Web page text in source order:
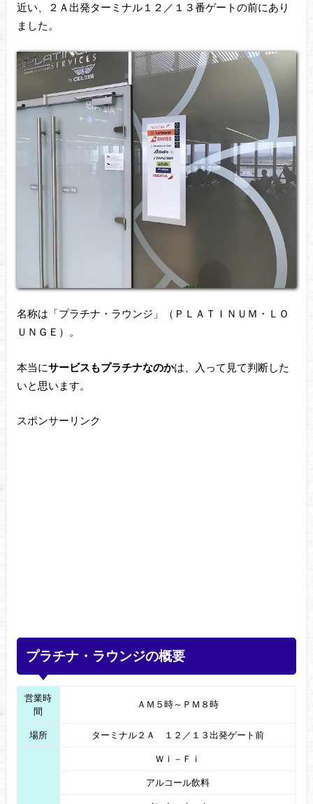
近い、２Ａ出発ターミナル１２／１３番ゲートの前にあり
ました。
名称は「プラチナ・ラウンジ」（ＰＬＡＴＩＮＵＭ・ＬＯ
ＵＮＧＥ）。
本当にサービスもプラチナなのかは、入って見て判断した
いと思います。
スポンサーリンク
プラチナ・ラウンジの概要
営業時
間
ＡＭ５時～ＰＭ８時
場所 ターミナル２Ａ １２／１３出発ゲート前
Ｗｉ－Ｆｉ
アルコール飲料